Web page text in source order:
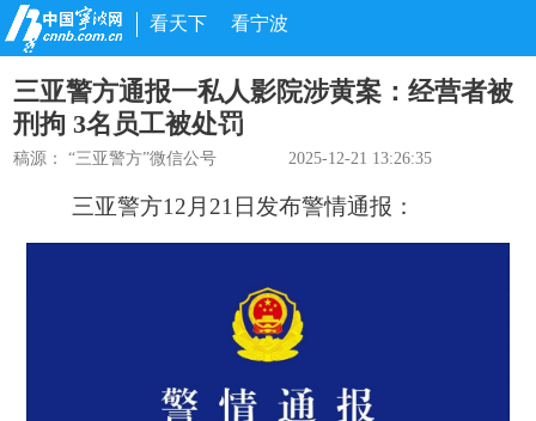
看天下 看宁波
三亚警方通报一私人影院涉黄案：经营者被
刑拘 3名员工被处罚
稿源：“三亚警方”微信公号 2025-12-21 13:26:35
三亚警方12月21日发布警情通报：